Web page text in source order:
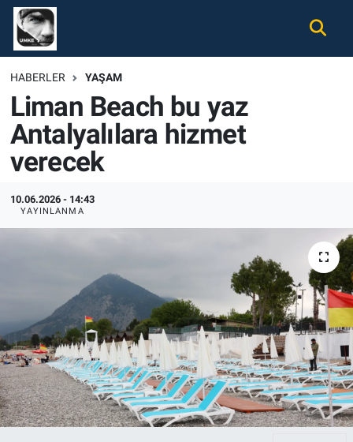
HABERLER YAŞAM
Liman Beach bu yaz
Antalyalılara hizmet
verecek
10.06.2026 - 14:43
YAYINLANMA
Gündem
Ekonomi
Spor
Künye
Nöbetçi Eczaneler
Hava Durumu
Namaz Vakitleri
Son Dakika Haberleri
Haber Arşivi